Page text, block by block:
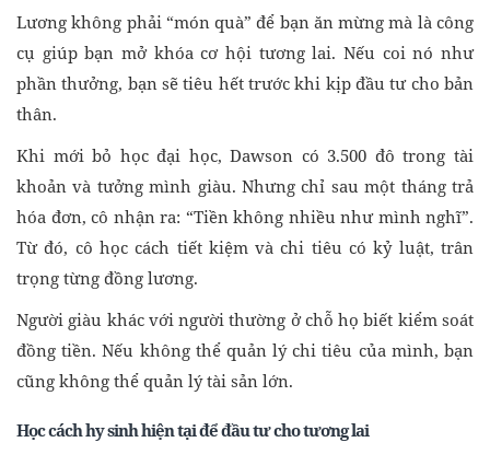
Lương không phải “món quà” để bạn ăn mừng mà là công
cụ giúp bạn mở khóa cơ hội tương lai. Nếu coi nó như
phần thưởng, bạn sẽ tiêu hết trước khi kịp đầu tư cho bản
thân.
Khi mới bỏ học đại học, Dawson có 3.500 đô trong tài
khoản và tưởng mình giàu. Nhưng chỉ sau một tháng trả
hóa đơn, cô nhận ra: “Tiền không nhiều như mình nghĩ”.
Từ đó, cô học cách tiết kiệm và chi tiêu có kỷ luật, trân
trọng từng đồng lương.
Người giàu khác với người thường ở chỗ họ biết kiểm soát
đồng tiền. Nếu không thể quản lý chi tiêu của mình, bạn
cũng không thể quản lý tài sản lớn.
Học cách hy sinh hiện tại để đầu tư cho tương lai